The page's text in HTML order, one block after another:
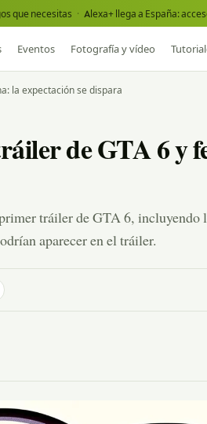
que necesitas · Alexa+ llega a España:
Eventos Fotografía y vídeo
la expectación se dispara
de GTA 6 y
tráiler de GTA 6, incluyendo
aparecer en el tráiler.